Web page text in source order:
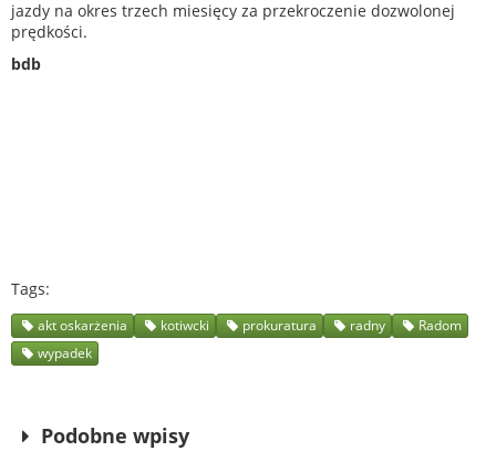
jazdy na okres trzech miesięcy za przekroczenie dozwolonej
prędkości.
bdb
Tags
akt oskarżenia kotiwcki prokuratura radny
Radom
wypadek
Podobne wpisy